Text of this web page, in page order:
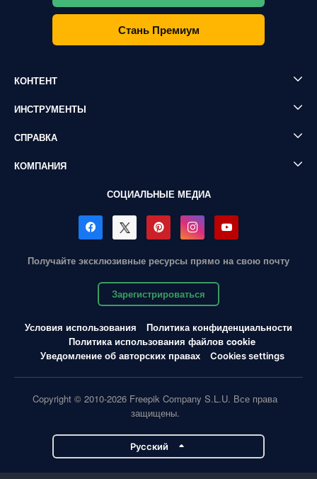
Стань Премиум
КОНТЕНТ
ИНСТРУМЕНТЫ
СПРАВКА
КОМПАНИЯ
СОЦИАЛЬНЫЕ МЕДИА
Получайте эксклюзивные ресурсы прямо на свою почту
Зарегистрироваться
Условия использования
Политика конфиденциальности
Политика использования файлов cookie
Уведомление об авторских правах
Cookies settings
Copyright © 2010-2026 Freepik Company S.L.U. Все права
защищены.
Pусский